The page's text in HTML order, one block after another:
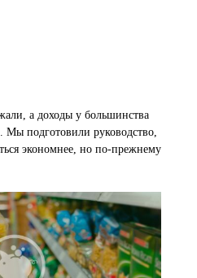
а доходы у большинства
Мы подготовили руководство,
экономнее, но по-прежнему